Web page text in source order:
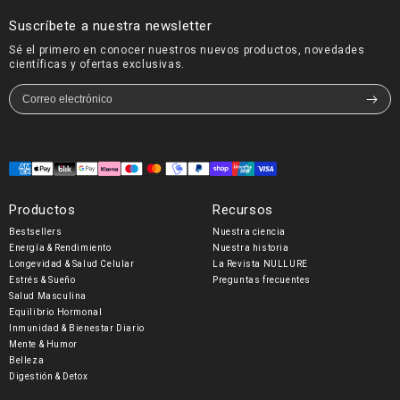
Suscríbete a nuestra newsletter
Sé el primero en conocer nuestros nuevos productos, novedades
científicas y ofertas exclusivas.
Formas
pago
Productos
Bestsellers
Energía & Rendimiento
Longevidad & Salud Celular
Estrés & Sueño
Salud Masculina
Equilibrio Hormonal
Inmunidad & Bienestar Diario
Mente & Humor
Belleza
Digestión & Detox
Recursos
Nuestra ciencia
Nuestra historia
La Revista NULLURE
Preguntas frecuentes